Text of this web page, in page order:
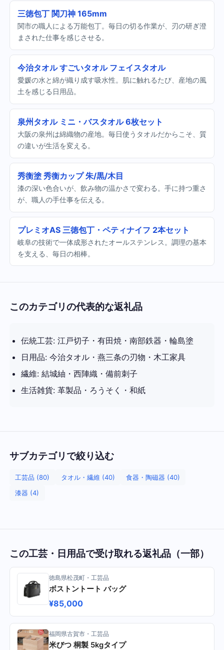
三徳包丁 関刀神 165mm
関市の職人による万能包丁。毎日の切る作業が、刃の研ぎ澄
まされた仕事を感じさせる。
今治タオル すごいタオル フェイスタオル
愛媛の水と綿が織り成す吸水性。肌に触れるたび、産地の風
土を感じる日用品。
泉州タオル ミニ・バスタオル 6枚セット
大阪の泉州は綿織物の産地。毎日使うタオルだからこそ、質
の違いが生活を変える。
秀衡塗 秀衡カップ 朱/黒/木目
漆の深い色合いが、飲み物の温かさで変わる。手に持つ重さ
が、職人の手仕事を伝える。
プレミオAS 三徳包丁・ペティナイフ 2本セット
岐阜の技術で一体成形されたオールステンレス。調理の基本
を支える、毎日の相棒。
このカテゴリの代表的な返礼品
伝統工芸: 江戸切子・有田焼・南部鉄器・輪島塗
日用品: 今治タオル・燕三条の刃物・木工家具
繊維: 結城紬・西陣織・備前刺子
生活雑貨: 革製品・ろうそく・和紙
サブカテゴリで絞り込む
工芸品 (80) タオル・繊維 (40)
食器・陶磁器 (40)
漆器 (4)
この工芸・日用品で受け取れる返礼品（一部）
徳島県松茂町・工芸品
ボストントート バッグ
¥85,000
福岡県古賀市・工芸品
米びつ 桐製 5kgタイプ